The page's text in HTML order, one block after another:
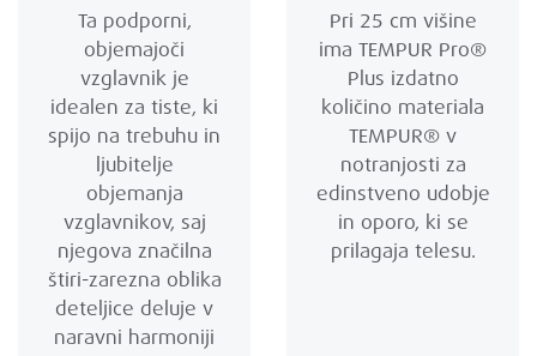
Ta podporni,
objemajoči
vzglavnik je
idealen za tiste, ki
spijo na trebuhu in
ljubitelje
objemanja
vzglavnikov, saj
njegova značilna
štiri-zarezna oblika
deteljice deluje v
naravni harmoniji
Pri 25 cm višine
ima TEMPUR Pro®
Plus izdatno
količino materiala
TEMPUR® v
notranjosti za
edinstveno udobje
in oporo, ki se
prilagaja telesu.